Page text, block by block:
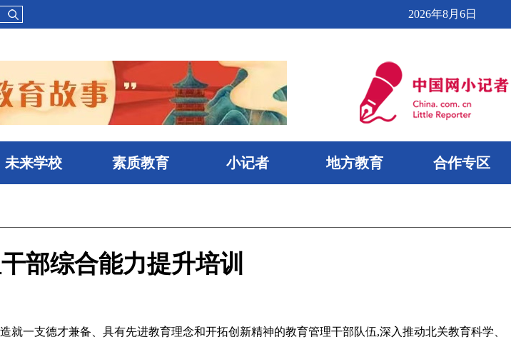
2026年8月6日
未来学校 素质教育 小记者 地方教育 合作专区
部综合能力提升培训
就一支德才兼备、具有先进教育理念和开拓创新精神的教育管理干部队伍,深入推动北关教育科学、